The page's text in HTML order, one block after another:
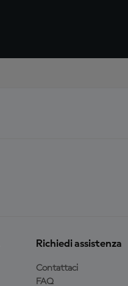
Richiedi assistenza
Contattaci
FAQ